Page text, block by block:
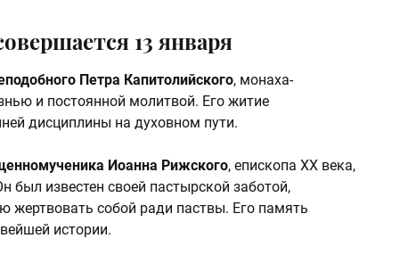
13 января
Петра Капитолийского, монаха-
и постоянной молитвой. Его житие
дисциплины на духовном пути.
Иоанна Рижского, епископа XX века,
был известен своей пастырской заботой,
жертвовать собой ради паствы. Его память
истории.